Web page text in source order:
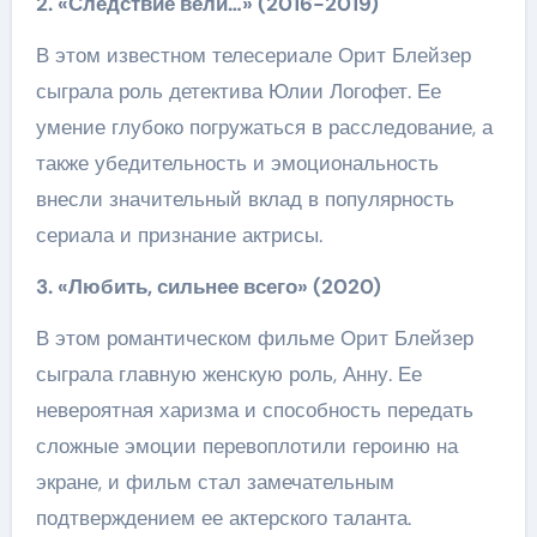
В этом известном телесериале Орит Блейзер
сыграла роль детектива Юлии Логофет. Ее
умение глубоко погружаться в расследование, а
также убедительность и эмоциональность
внесли значительный вклад в популярность
сериала и признание актрисы.
3. «Любить, сильнее всего» (2020)
В этом романтическом фильме Орит Блейзер
сыграла главную женскую роль, Анну. Ее
невероятная харизма и способность передать
сложные эмоции перевоплотили героиню на
экране, и фильм стал замечательным
подтверждением ее актерского таланта.